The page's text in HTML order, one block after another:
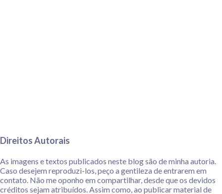
Direitos Autorais
As imagens e textos publicados neste blog são de minha autoria.
Caso desejem reproduzi-los, peço a gentileza de entrarem em
contato. Não me oponho em compartilhar, desde que os devidos
créditos sejam atribuídos. Assim como, ao publicar material de